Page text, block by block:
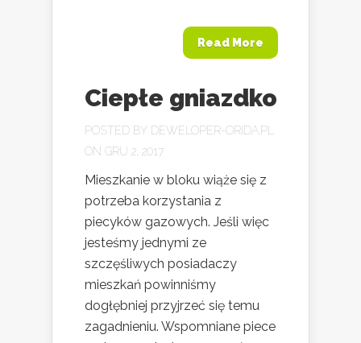
Read More
Ciepłe gniazdko
POSTED BY DEWELOPER-ORIDA.PL
ON GRU 2, 2017
Mieszkanie w bloku wiąże się z
potrzeba korzystania z
piecyków gazowych. Jeśli więc
jesteśmy jednymi ze
szczęśliwych posiadaczy
mieszkań powinniśmy
dogłębniej przyjrzeć się temu
zagadnieniu. Wspomniane piece